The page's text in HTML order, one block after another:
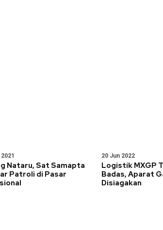
Nataru, Sat Samapta
Patroli di Pasar
20 Jun 2022
Logistik MXGP
Badas, Aparat
Disiagakan